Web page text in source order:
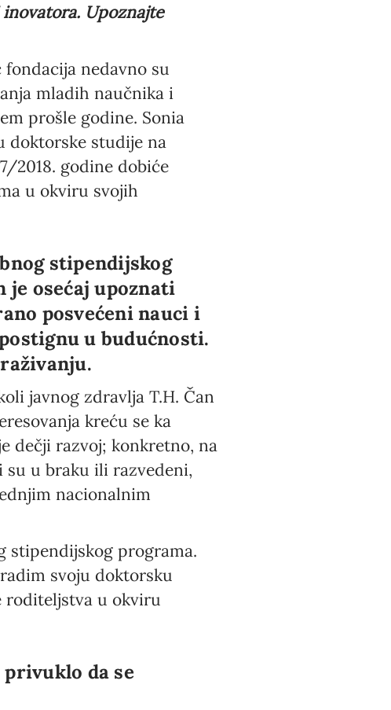
Upoznajte
nedavno su
mladih naučnika i
prošle godine. Sonia
doktorske studije na
2018. godine dobiće
u okviru svojih
stipendijskog
je osećaj upoznati
posvećeni nauci i
u budućnosti.
javnog zdravlja T.H. Čan
kreću se ka
dečji razvoj; konkretno, na
u braku ili razvedeni,
nacionalnim
stipendijskog programa.
svoju doktorsku
roditeljstva u okviru
da se